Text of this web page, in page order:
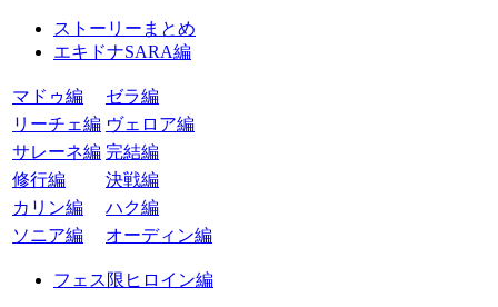
ストーリーまとめ
エキドナSARA編
マドゥ編
ゼラ編
リーチェ編 ヴェロア編
サレーネ編 完結編
修行編
決戦編
カリン編
ハク編
ソニア編
オーディン編
フェス限ヒロイン編